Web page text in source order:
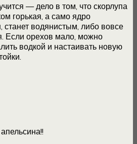
— дело в том, что скорлупа
горькая, а само ядро
станет водянистым, либо вовсе
Если орехов мало, можно
водкой и настаивать новую